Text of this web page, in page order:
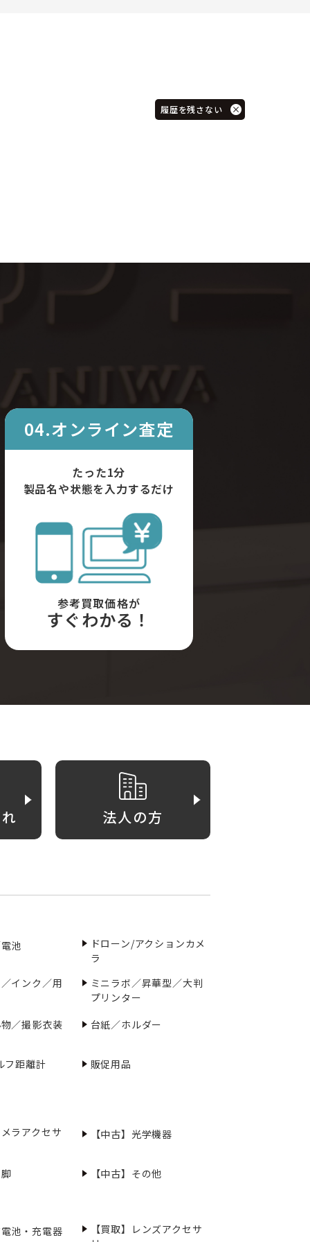
履歴を残さない
04.オンライン査定
たった1分
製品名や状態を入力するだけ
参考買取価格が
すぐわかる！
法人の方
池
ドローン/アクションカメ
ラ
インク／用
ミニラボ／昇華型／大判
プリンター
／撮影衣装
台紙／ホルダー
フ距離計 販促用品
ラアクセサ 【中古】光学機器
【中古】その他
池・充電器
【買取】レンズアクセサ